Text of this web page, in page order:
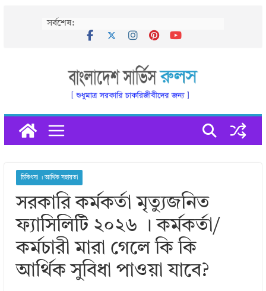
সর্বশেষ:
চিকিৎসা । আর্থিক সহায়তা
সরকারি কর্মকর্তা মৃত্যুজনিত
ফ্যাসিলিটি ২০২৬ । কর্মকর্তা/
কর্মচারী মারা গেলে কি কি
আর্থিক সুবিধা পাওয়া যাবে?